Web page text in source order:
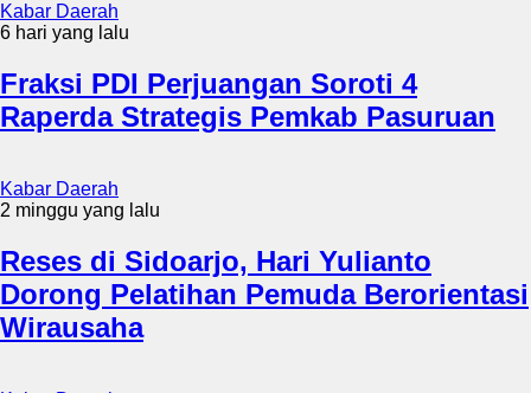
Kabar Daerah
6 hari yang lalu
Fraksi PDI Perjuangan Soroti 4
Raperda Strategis Pemkab Pasuruan
Kabar Daerah
2 minggu yang lalu
Reses di Sidoarjo, Hari Yulianto
Dorong Pelatihan Pemuda Berorientasi
Wirausaha